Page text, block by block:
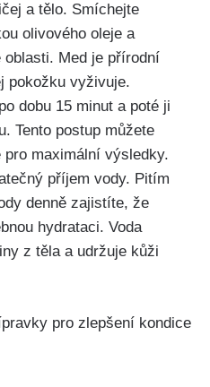
a tělo. Smíchejte
olivového oleje a
Med je přírodní
pokožku vyživuje.
dobu 15 minut a poté ji
Tento postup můžete
maximální výsledky.
příjem vody. Pitím
denně​ zajistíte, že
hydrataci. Voda
z těla a ‍udržuje kůži